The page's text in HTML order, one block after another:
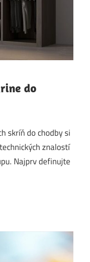
do
skríň do chodby si
znalostí
Najprv definujte